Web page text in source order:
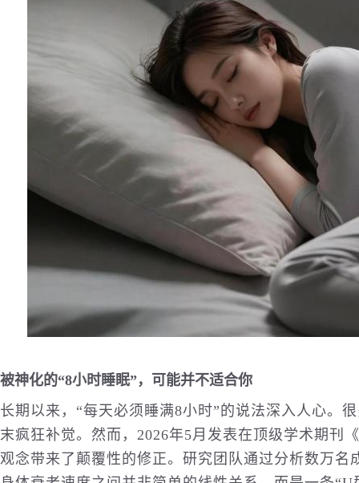
被神化的“8小时睡眠”，可能并不适合你
长期以来，“每天必须睡满8小时”的说法深入人心。
末疯狂补觉。然而，2026年5月发表在顶级学术期刊
观念带来了颠覆性的修正。研究团队通过分析数万名